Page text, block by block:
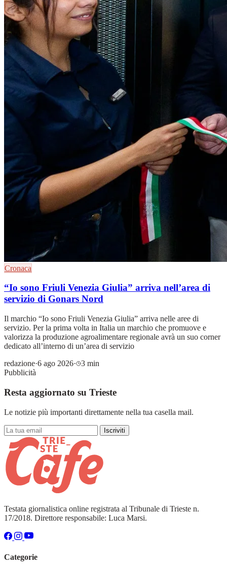
Cronaca
“Io sono Friuli Venezia Giulia” arriva nell’area di
servizio di Gonars Nord
Il marchio “Io sono Friuli Venezia Giulia” arriva nelle aree di
servizio. Per la prima volta in Italia un marchio che promuove e
valorizza la produzione agroalimentare regionale avrà un suo corner
dedicato all’interno di un’area di servizio
redazione·6 ago 2026·
3 min
Pubblicità
Resta aggiornato su Trieste
Le notizie più importanti direttamente nella tua casella mail.
Iscriviti
Testata giornalistica online registrata al Tribunale di Trieste n.
17/2018. Direttore responsabile: Luca Marsi.
Categorie